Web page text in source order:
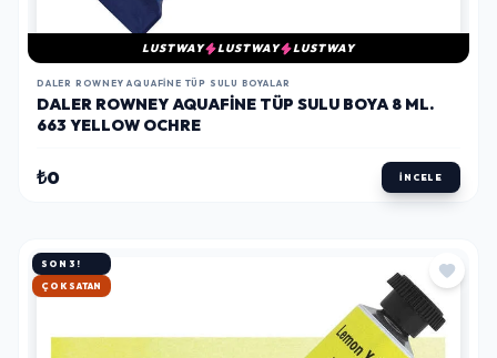
LUSTWAY LUSTWAY LUSTWAY
DALER ROWNEY AQUAFINE TÜP SULU BOYALAR
DALER ROWNEY AQUAFINE TÜP SULU BOYA 8 ML.
663 YELLOW OCHRE
₺0 İNCELE
SON 3!
HIZLI KARGO